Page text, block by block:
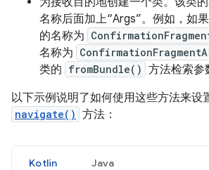
名称后面加上“Args”。例如，如
的名称为
名称为
类的 fromBundle() 方法检索参
以下示例说明了如何使用这些方法来设
navigate() 方法：
Kotlin Java